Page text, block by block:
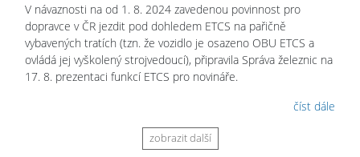
V návaznosti na od 1. 8. 2024 zavedenou povinnost pro
dopravce v ČR jezdit pod dohledem ETCS na pařičně
vybavených tratích (tzn. že vozidlo je osazeno OBU ETCS a
ovládá jej vyškolený strojvedoucí), připravila Správa železnic na
17. 8. prezentaci funkcí ETCS pro novináře.
číst dále
zobrazit další